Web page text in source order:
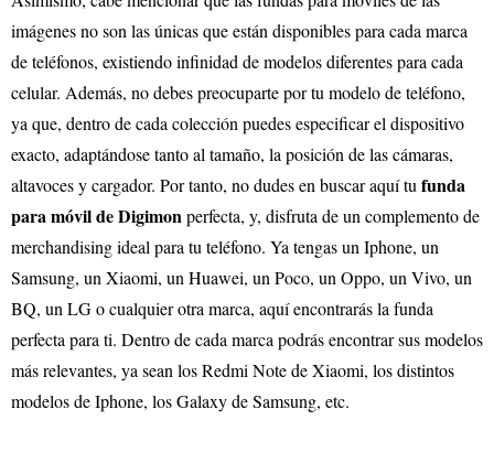
imágenes no son las únicas que están disponibles para cada marca
de teléfonos, existiendo infinidad de modelos diferentes para cada
celular. Además, no debes preocuparte por tu modelo de teléfono,
ya que, dentro de cada colección puedes especificar el dispositivo
exacto, adaptándose tanto al tamaño, la posición de las cámaras,
altavoces y cargador. Por tanto, no dudes en buscar aquí tu funda
para móvil de Digimon perfecta, y, disfruta de un complemento de
merchandising ideal para tu teléfono. Ya tengas un Iphone, un
Samsung, un Xiaomi, un Huawei, un Poco, un Oppo, un Vivo, un
BQ, un LG o cualquier otra marca, aquí encontrarás la funda
perfecta para ti. Dentro de cada marca podrás encontrar sus modelos
más relevantes, ya sean los Redmi Note de Xiaomi, los distintos
modelos de Iphone, los Galaxy de Samsung, etc.